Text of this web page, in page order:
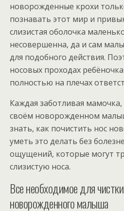
новорожденные крохи
познавать этот мир и
слизистая оболочка
несовершенна, да и сам
для подобного действия.
носовых проходах
полностью на плечах
Каждая заботливая
своём новорожденном
знать, как почистить нос
уметь это делать без
ощущений, которые могут
слизистую носа.
Все необходимое для
новорожденного малыша